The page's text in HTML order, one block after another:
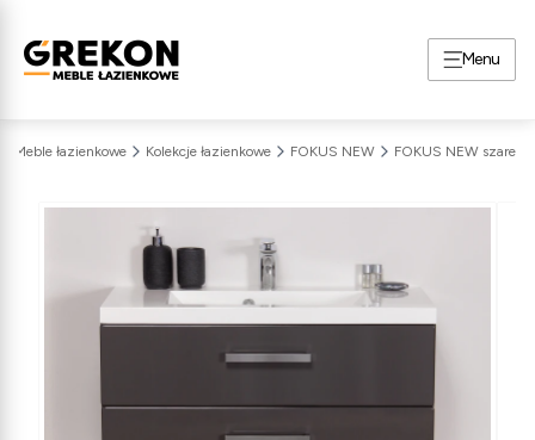
Menu
Meble łazienkowe Kolekcje łazienkowe FOKUS NEW FOKUS NEW szare